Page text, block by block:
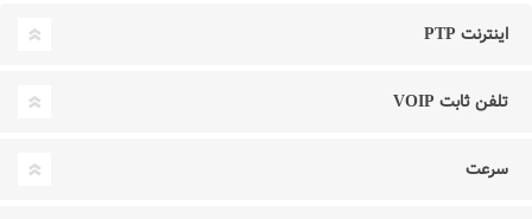
اینترنت PTP
تلفن ثابت VOIP
سرعت